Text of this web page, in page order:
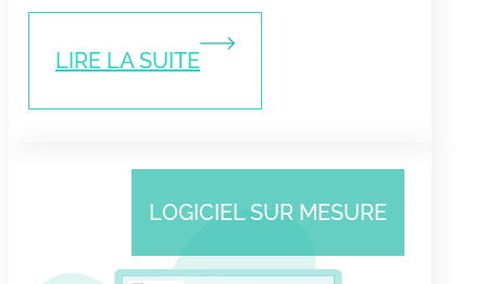
LIRE LA SUITE
LOGICIEL SUR MESURE